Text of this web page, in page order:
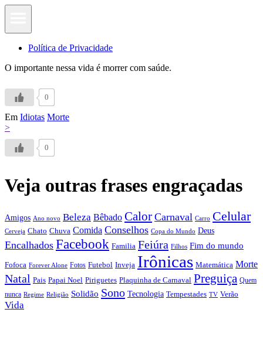
Política de Privacidade
O importante nessa vida é morrer com saúde.
0
Em Idiotas Morte
>
0
Veja outras frases engraçadas
Amigos Ano novo Beleza Bêbado Calor Carnaval Carro Celular
Cerveja Chato Chuva Comida Conselhos Copa do Mundo Deus
Encalhados Facebook Familia Feiúra Filhos Fim do mundo
Fofoca Forever Alone Fotos Futebol Inveja Irônicas Matemática Morte
Natal Pais Papai Noel Piriguetes Plaquinha de Carnaval Preguiça Quem
nunca Regime Religião Solidão Sono Tecnologia Tempestades TV Verão
Vida